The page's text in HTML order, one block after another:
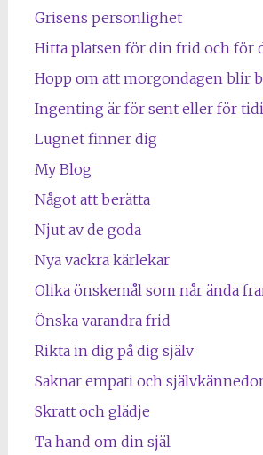
Grisens personlighet
Hitta platsen för din frid och för
Hopp om att morgondagen blir
Ingenting är för sent eller för
Lugnet finner dig
My Blog
Något att berätta
Njut av de goda
Nya vackra kärlekar
Olika önskemål som når ända
Önska varandra frid
Rikta in dig på dig själv
Saknar empati och
Skratt och glädje
Ta hand om din själ